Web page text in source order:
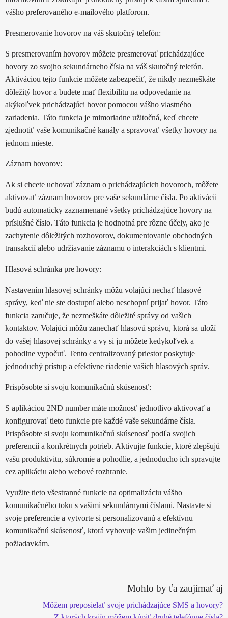
vášho preferovaného e-mailového platforom.
Presmerovanie hovorov na váš skutočný telefón:
S presmerovaním hovorov môžete presmerovať prichádzajúce
hovory zo svojho sekundárneho čísla na váš skutočný telefón.
Aktiváciou tejto funkcie môžete zabezpečiť, že nikdy nezmeškáte
dôležitý hovor a budete mať flexibilitu na odpovedanie na
akýkoľvek prichádzajúci hovor pomocou vášho vlastného
zariadenia. Táto funkcia je mimoriadne užitočná, keď chcete
zjednotiť vaše komunikačné kanály a spravovať všetky hovory na
jednom mieste.
Záznam hovorov:
Ak si chcete uchovať záznam o prichádzajúcich hovoroch, môžete
aktivovať záznam hovorov pre vaše sekundárne čísla. Po aktivácii
budú automaticky zaznamenané všetky prichádzajúce hovory na
príslušné číslo. Táto funkcia je hodnotná pre rôzne účely, ako je
zachytenie dôležitých rozhovorov, dokumentovanie obchodných
transakcií alebo udržiavanie záznamu o interakciách s klientmi.
Hlasová schránka pre hovory:
Nastavením hlasovej schránky môžu volajúci nechať hlasové
správy, keď nie ste dostupní alebo neschopní prijať hovor. Táto
funkcia zaručuje, že nezmeškáte dôležité správy od vašich
kontaktov. Volajúci môžu zanechať hlasovú správu, ktorá sa uloží
do vašej hlasovej schránky a vy si ju môžete kedykoľvek a
pohodlne vypočuť. Tento centralizovaný priestor poskytuje
jednoduchý prístup a efektívne riadenie vašich hlasových správ.
Prispôsobte si svoju komunikačnú skúsenosť:
S aplikáciou 2ND number máte možnosť jednotlivo aktivovať a
konfigurovať tieto funkcie pre každé vaše sekundárne čísla.
Prispôsobte si svoju komunikačnú skúsenosť podľa svojich
preferencií a konkrétnych potrieb. Aktivujte funkcie, ktoré zlepšujú
vašu produktivitu, súkromie a pohodlie, a jednoducho ich spravujte
cez aplikáciu alebo webové rozhranie.
Využite tieto všestranné funkcie na optimalizáciu vášho
komunikačného toku s vašimi sekundárnymi číslami. Nastavte si
svoje preferencie a vytvorte si personalizovanú a efektívnu
komunikačnú skúsenosť, ktorá vyhovuje vašim jedinečným
požiadavkám.
Mohlo by ťa zaujímať aj
Môžem preposielať svoje prichádzajúce SMS a hovory?